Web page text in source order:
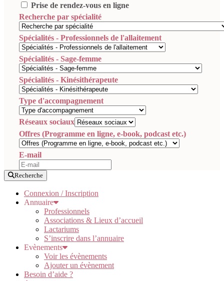
Prise de rendez-vous en ligne
Recherche par spécialité
Spécialités - Professionnels de l'allaitement
Spécialités - Sage-femme
Spécialités - Kinésithérapeute
Type d'accompagnement
Réseaux sociaux
Offres (Programme en ligne, e-book, podcast etc.)
E-mail
Recherche
Connexion / Inscription
Annuaire
Professionnels
Associations & Lieux d’accueil
Lactariums
S’inscrire dans l’annuaire
Evènements
Voir les évènements
Ajouter un évènement
Besoin d’aide ?